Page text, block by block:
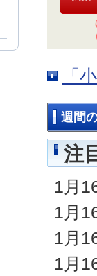
「
週間
注
1月
1月
1月
1月